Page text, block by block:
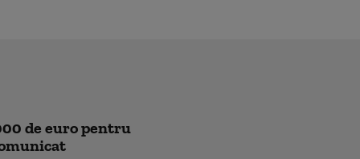
de euro pentru